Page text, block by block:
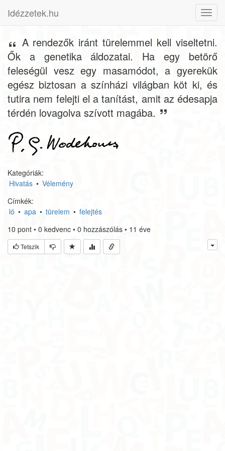
Idézzetek.hu
A rendezők iránt türelemmel kell viseltetni.
Ők a genetika áldozatai. Ha egy betörő
feleségül vesz egy masamódot, a gyerekük
egész biztosan a színházi világban köt ki, és
tutira nem felejti el a tanítást, amit az édesapja
térdén lovagolva szívott magába.
Kategóriák:
Hivatás • Vélemény
Címkék:
ló • apa • türelem • felejtés
10 pont • 0 kedvenc • 0 hozzászólás • 11 éve
Tetszik